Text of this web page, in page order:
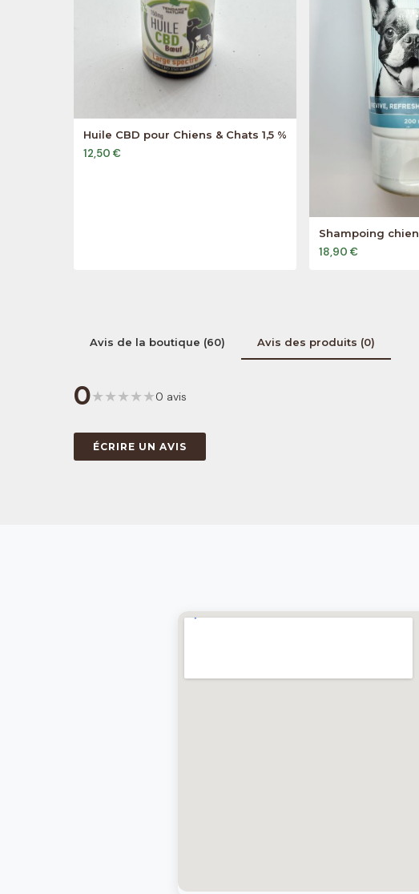
Huile CBD pour Chiens & Chats 1,5 %
12,50 €
Shampoing chien
18,90 €
Avis de la boutique (60) Avis des produits (0)
0★★★★★0 avis
ÉCRIRE UN AVIS